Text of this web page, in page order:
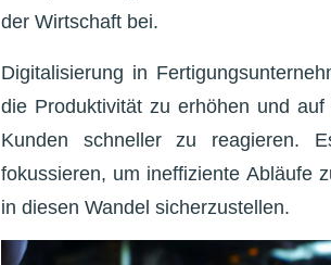
der Wirtschaft bei.
Digitalisierung in
die Produktivität zu erhöhen und
Kunden schneller zu reagieren.
fokussieren, um ineffiziente Abläufe
in diesen Wandel sicherzustellen.